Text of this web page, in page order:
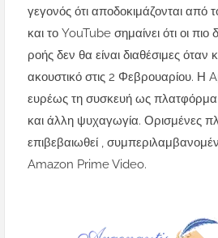
γεγονός ότι αποδοκιμάζονται
και το YouTube σημαίνει ότι οι
ροής δεν θα είναι διαθέσιμες όταν
ακουστικό στις 2 Φεβρουαρίου. Η
ευρέως τη συσκευή ως πλατφόρμα
και άλλη ψυχαγωγία. Ορισμένες
επιβεβαιωθεί ,
Amazon Prime Video.